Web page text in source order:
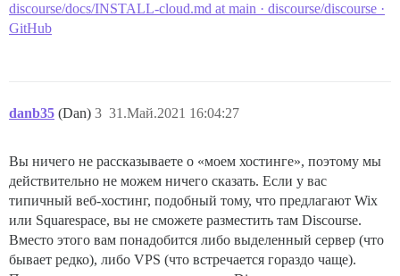
discourse/docs/INSTALL-cloud.md at main · discourse/discourse ·
GitHub
danb35 (Dan) 31.Май.2021 16:04:27
3
Вы ничего не рассказываете о «моем хостинге», поэтому мы
действительно не можем ничего сказать. Если у вас
типичный веб-хостинг, подобный тому, что предлагают Wix
или Squarespace, вы не сможете разместить там Discourse.
Вместо этого вам понадобится либо выделенный сервер (что
бывает редко), либо VPS (что встречается гораздо чаще).